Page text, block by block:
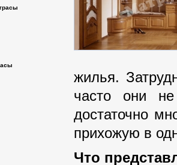
жилья.
часто они
достаточно
прихожую в
Что